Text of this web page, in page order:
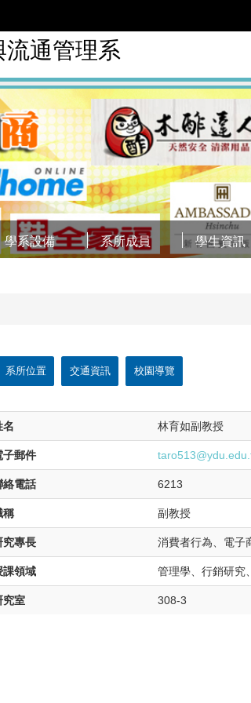
通管理系
學系設備 系所成員 學生資訊
系所位置 交通資訊 校園導覽
名 林育如副教授
子郵件
絡電話 6213
稱 副教授
究專長 消費者行為、電子
課領域 管理學、行銷研究
究室 308-3